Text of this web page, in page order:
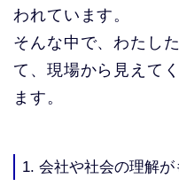
われています。
そんな中で、わたし
て、現場から見えて
ます。
1. 会社や社会の理解